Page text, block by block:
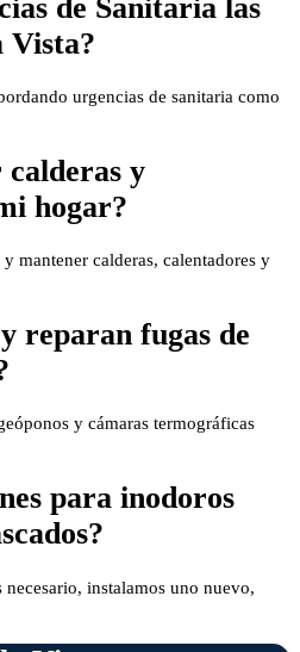
de Sanitaria las
Vista?
urgencias de sanitaria como
calderas y
hogar?
mantener calderas, calentadores y
reparan fugas de
y cámaras termográficas
para inodoros
instalamos uno nuevo,